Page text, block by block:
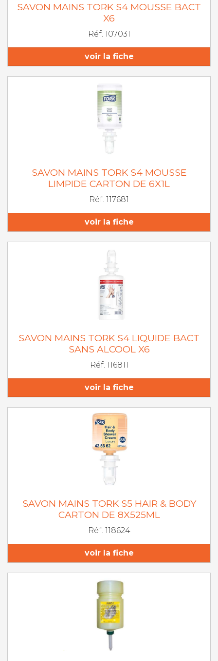
SAVON MAINS TORK S4 MOUSSE BACT
X6
Réf. 107031
voir la fiche
SAVON MAINS TORK S4 MOUSSE
LIMPIDE CARTON DE 6X1L
Réf. 117681
voir la fiche
SAVON MAINS TORK S4 LIQUIDE BACT
SANS ALCOOL X6
Réf. 116811
voir la fiche
SAVON MAINS TORK S5 HAIR & BODY
CARTON DE 8X525ML
Réf. 118624
voir la fiche